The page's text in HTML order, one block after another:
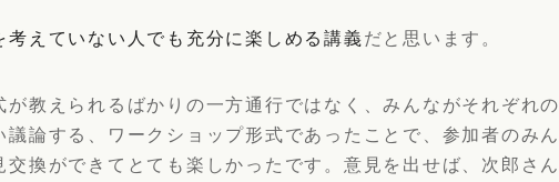
考えていない人でも充分に楽しめる講義だと思います。
が教えられるばかりの一方通行ではなく、みんながそれぞれの
議論する、ワークショップ形式であったことで、参加者のみん
交換ができてとても楽しかったです。意見を出せば、次郎さん